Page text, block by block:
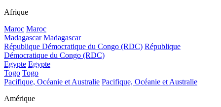
Afrique
Maroc Maroc
Madagascar Madagascar
République Démocratique du Congo (RDC) République
Démocratique du Congo (RDC)
Egypte Egypte
Togo Togo
Pacifique, Océanie et Australie Pacifique, Océanie et Australie
Amérique